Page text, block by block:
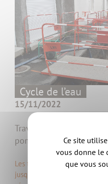
Cycle de l’eau
15/11/2022
Travaux sur les
pommiers à Clisson
Les travaux sur les réseaux
jusqu’à fin mars 2023 pour
Ce site
vous donne le
que vous